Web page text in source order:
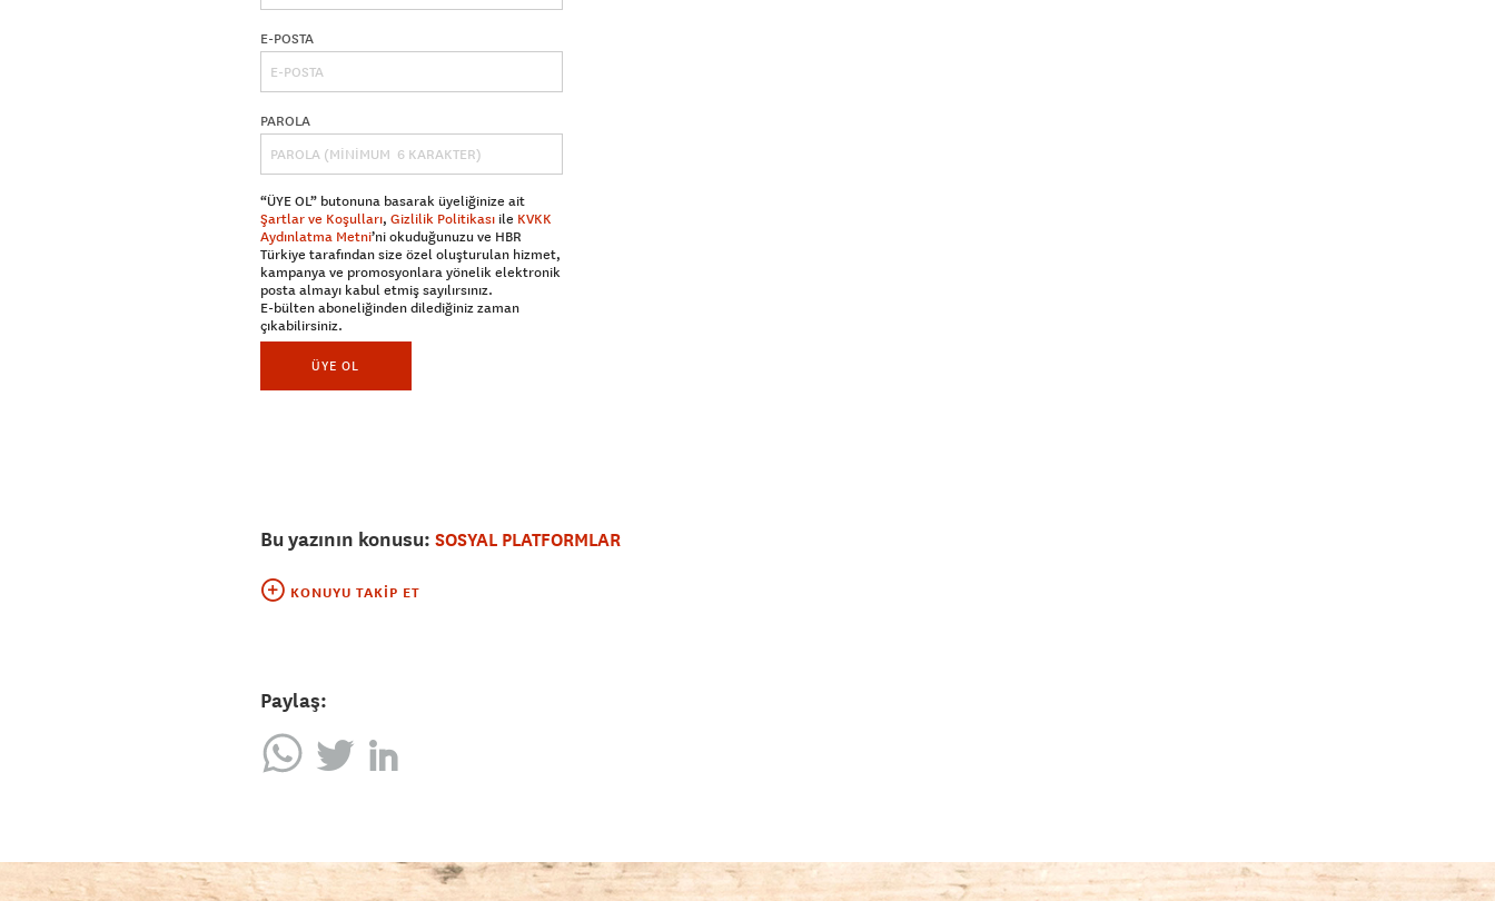
E-POSTA
PAROLA
“ÜYE OL” butonuna basarak üyeliğinize ait
Şartlar ve Koşulları, Gizlilik Politikası ile KVKK
Aydınlatma Metni’ni okuduğunuzu ve HBR
Türkiye tarafından size özel oluşturulan hizmet,
kampanya ve promosyonlara yönelik elektronik
posta almayı kabul etmiş sayılırsınız.
E-bülten aboneliğinden dilediğiniz zaman
çıkabilirsiniz.
ÜYE OL
Bu yazının konusu: SOSYAL PLATFORMLAR
KONUYU TAKIP ET
Paylaş: